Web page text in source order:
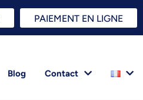
PAIEMENT EN LIGNE
Blog Contact